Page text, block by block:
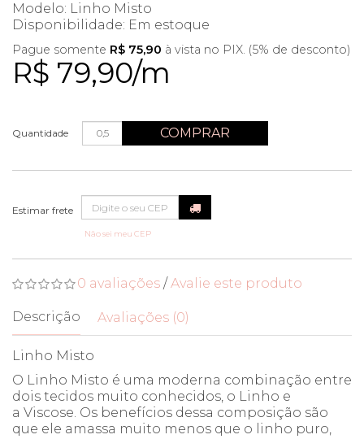
Modelo: Linho Misto
Disponibilidade: Em estoque
R$ 79,90/m
Pague somente R$ 75,90 à vista no PIX. (5% de desconto)
Quantidade COMPRAR
Não sei meu CEP
0 avaliações /Avalie este produto
Descrição Avaliações (0)
Linho Misto
O Linho Misto é uma moderna combinação entre
dois tecidos muito conhecidos, o Linho e
a Viscose. Os benefícios dessa composição são
que ele amassa muito menos que o linho puro,